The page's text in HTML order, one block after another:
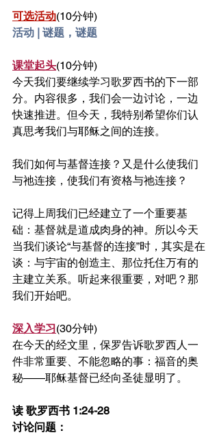
可选活动(10分钟)
活动 | 谜题，谜题
课堂起头(10分钟)
今天我们要继续学习歌罗西书的下一部
分。内容很多，我们会一边讨论，一边
快速推进。但今天，我特别希望你们认
真思考我们与耶稣之间的连接。
我们如何与基督连接？又是什么使我们
与祂连接，使我们有资格与祂连接？
记得上周我们已经建立了一个重要基
础：基督就是道成肉身的神。所以今天
当我们谈论“与基督的连接”时，其实是在
谈：与宇宙的创造主、那位托住万有的
主建立关系。听起来很重要，对吧？那
我们开始吧。
深入学习 (30分钟)
在今天的经文里，保罗告诉歌罗西人一
件非常重要、不能忽略的事：福音的奥
秘——耶稣基督已经向圣徒显明了。
读 歌罗西书 1:24-28
讨论问题：